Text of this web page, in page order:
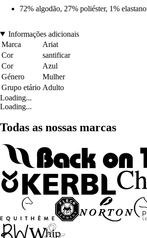
72% algodão, 27% poliéster, 1% elastano
Informações adicionais
Marca
Ariat
Cor
santificar
Cor
Azul
Género
Mulher
Grupo etário Adulto
Loading...
Loading...
Todas as nossas marcas